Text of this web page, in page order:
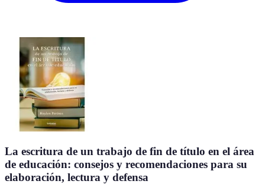
La escritura de un trabajo de fin de título en el área
de educación: consejos y recomendaciones para su
elaboración, lectura y defensa